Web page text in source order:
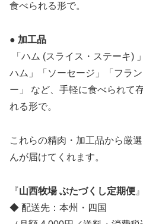
食べられる形で。
● 加工品
「ハム (スライス・ステーキ)
ハム」「ソーセージ」「フラ
ー」 など、手軽に食べられて
れる形で。
これらの精肉・加工品から厳
んが届けてくれます。
『山西牧場 ぶたづくし定期便 』
◆ 配送先：本州・四国